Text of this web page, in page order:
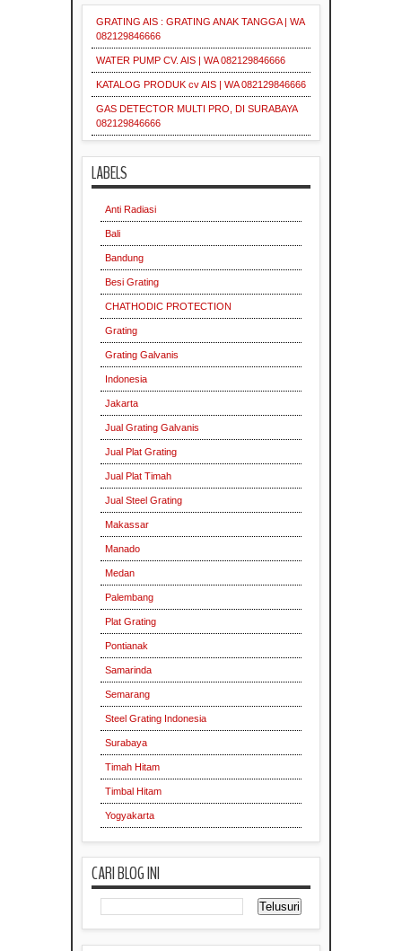
GRATING AIS : GRATING ANAK TANGGA | WA
082129846666
WATER PUMP CV. AIS | WA 082129846666
KATALOG PRODUK cv AIS | WA 082129846666
GAS DETECTOR MULTI PRO, DI SURABAYA
082129846666
LABELS
Anti Radiasi
Bali
Bandung
Besi Grating
CHATHODIC PROTECTION
Grating
Grating Galvanis
Indonesia
Jakarta
Jual Grating Galvanis
Jual Plat Grating
Jual Plat Timah
Jual Steel Grating
Makassar
Manado
Medan
Palembang
Plat Grating
Pontianak
Samarinda
Semarang
Steel Grating Indonesia
Surabaya
Timah Hitam
Timbal Hitam
Yogyakarta
CARI BLOG INI